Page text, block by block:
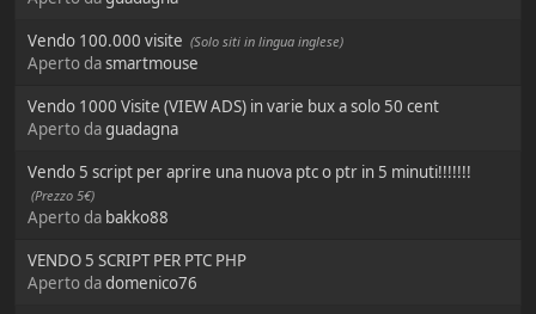
Vendo 100.000 visite (Solo siti in lingua inglese)
Aperto dasmartmouse
Vendo 1000 Visite (VIEW ADS) in varie bux a solo 50 cent
Aperto daguadagna
Vendo 5 script per aprire una nuova ptc o ptr in 5 minuti!!!!!!!
(Prezzo 5€)
Aperto da bakko88
VENDO 5 SCRIPT PER PTC PHP
Aperto dadomenico76